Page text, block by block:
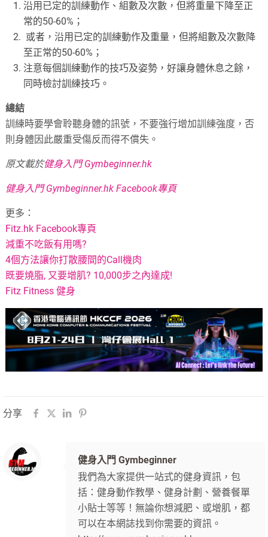
沿用已定的訓練動作、組數及次數，但將重量下降至正
常的50-60%；
或者，沿用已定的訓練動作及重量，但將組數及次數降
至正常的50-60%；
注意每個訓練動作的技巧及姿勢，好讓身體休息之餘，
同時檢討訓練技巧。
總結
訓練時要學會聆聽身體的訊號，不要強行增加訓練強度，否
則身體因此嚴重受傷反而得不償失。
原文載於健身入門 Gymbeginner.hk
健身入門 Gymbeginner.hk Facebook專頁
更多：
Fitz.hk Facebook專頁
減重不吃飯有用嗎?
4個方法讓你打散腰間的Call機肉
既要燒脂, 又要增肌? 10,000步之內達成!
Fitz Fitness 健身
分享
健身入門 Gymbeginner
我們為大家提供一站式的健身資訊，包
括：健身動作教學、健身計劃、營養餐單
小貼士等等！無論你想減肥、或增肌，都
可以在本網誌找到你需要的資訊。